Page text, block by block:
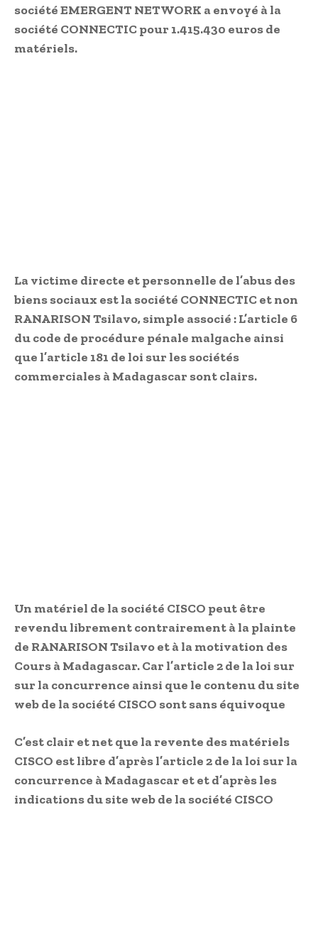
société EMERGENT NETWORK a envoyé à la
société CONNECTIC pour 1.415.430 euros de
matériels.
La victime directe et personnelle de l’abus des
biens sociaux est la société CONNECTIC et non
RANARISON Tsilavo, simple associé : L’article 6
du code de procédure pénale malgache ainsi
que l’article 181 de loi sur les sociétés
commerciales à Madagascar sont clairs.
Un matériel de la société CISCO peut être
revendu librement contrairement à la plainte
de RANARISON Tsilavo et à la motivation des
Cours à Madagascar. Car l’article 2 de la loi sur
sur la concurrence ainsi que le contenu du site
web de la société CISCO sont sans équivoque
C’est clair et net que la revente des matériels
CISCO est libre d’après l’article 2 de la loi sur la
concurrence à Madagascar et et d’après les
indications du site web de la société CISCO